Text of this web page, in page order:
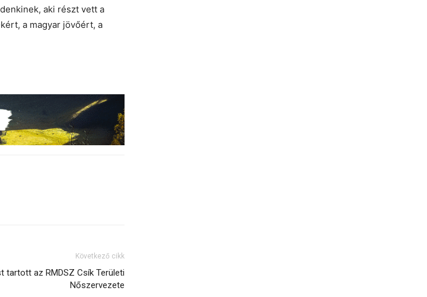
aki részt vett a
a magyar jövőért, a
Következő cikk
tartott az RMDSZ Csík Területi
Nőszervezete